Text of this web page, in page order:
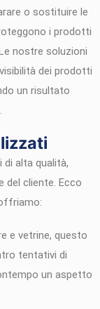
o sostituire le
i prodotti
nostre soluzioni
dei prodotti
un risultato
alta qualità,
del cliente. Ecco
e vetrine, questo
tentativi di
un aspetto